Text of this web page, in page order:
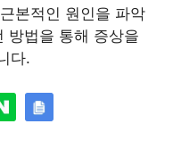
본적인 원인을 파악
방법을 통해 증상을
다.